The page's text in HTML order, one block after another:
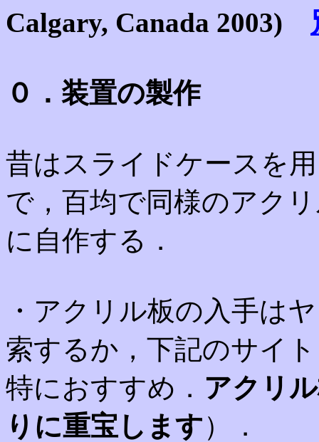
Calgary, Canada 2003)
０．装置の製作
昔はスライドケースを
で，百均で同様のアク
に自作する．
・アクリル板の入手は
索するか，下記のサイ
特におすすめ． アクリ
りに重宝します）．